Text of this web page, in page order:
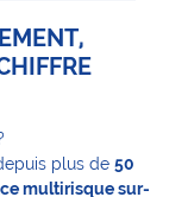
plus de 50
multirisque sur-